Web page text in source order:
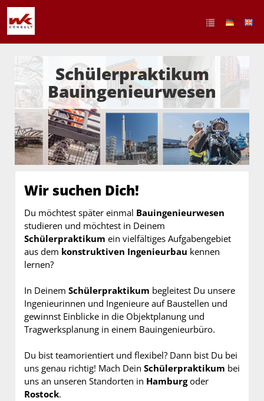
Schülerpraktikum
Bauingenieurwesen
Wir suchen Dich!
Du möchtest später einmal Bauingenieurwesen
studieren und möchtest in Deinem
Schülerpraktikum ein vielfältiges Aufgabengebiet
aus dem konstruktiven Ingenieurbau kennen
lernen?
In Deinem Schülerpraktikum begleitest Du unsere
Ingenieurinnen und Ingenieure auf Baustellen und
gewinnst Einblicke in die Objektplanung und
Tragwerksplanung in einem Bauingenieurbüro.
Du bist teamorientiert und flexibel? Dann bist Du bei
uns genau richtig! Mach Dein Schülerpraktikum bei
uns an unseren Standorten in Hamburgoder
Rostock.